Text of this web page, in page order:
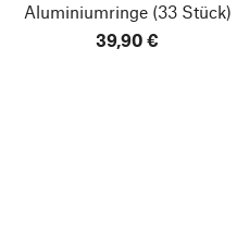
Aluminiumringe(33 Stück)
39,90 €